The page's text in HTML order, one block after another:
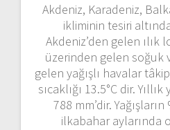
Akdeniz, Karadeniz,
ikliminin tesiri
Akdeniz’den gelen ılık
üzerinden gelen soğuk
gelen yağışlı havalar
sıcaklığı 13.5°C dir.
788 mm’dir. Yağışların
ilkabahar aylarında